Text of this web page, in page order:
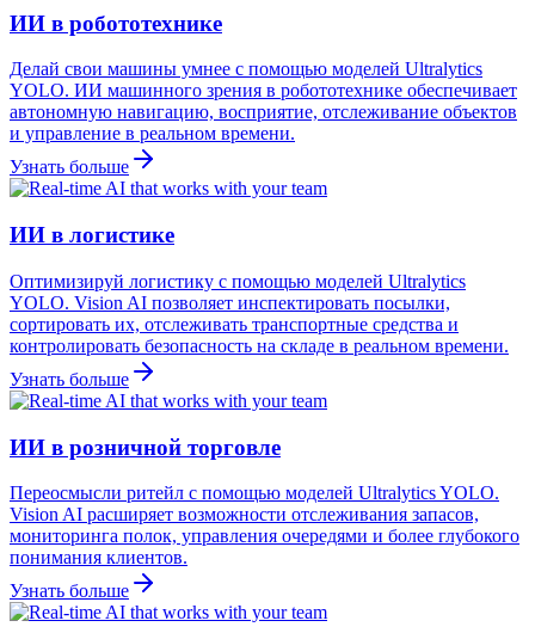
ИИ в робототехнике
Делай свои машины умнее с помощью моделей Ultralytics
YOLO. ИИ машинного зрения в робототехнике обеспечивает
автономную навигацию, восприятие, отслеживание объектов
и управление в реальном времени.
Узнать больше
ИИ в логистике
Оптимизируй логистику с помощью моделей Ultralytics
YOLO. Vision AI позволяет инспектировать посылки,
сортировать их, отслеживать транспортные средства и
контролировать безопасность на складе в реальном времени.
Узнать больше
ИИ в розничной торговле
Переосмысли ритейл с помощью моделей Ultralytics YOLO.
Vision AI расширяет возможности отслеживания запасов,
мониторинга полок, управления очередями и более глубокого
понимания клиентов.
Узнать больше